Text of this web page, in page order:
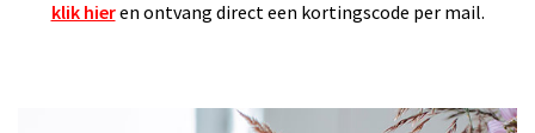
klik hieren ontvang direct een kortingscode per mail.